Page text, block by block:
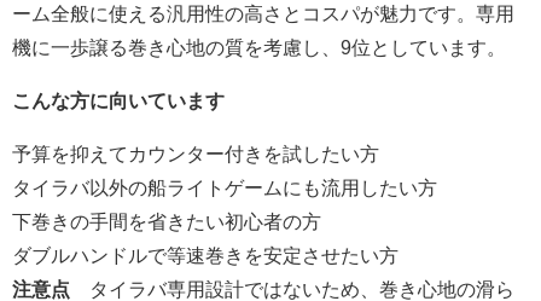
ーム全般に使える汎用性の高さとコスパが魅力です。専用
機に一歩譲る巻き心地の質を考慮し、9位としています。
こんな方に向いています
予算を抑えてカウンター付きを試したい方
タイラバ以外の船ライトゲームにも流用したい方
下巻きの手間を省きたい初心者の方
ダブルハンドルで等速巻きを安定させたい方
注意点 タイラバ専用設計ではないため、巻き心地の滑ら